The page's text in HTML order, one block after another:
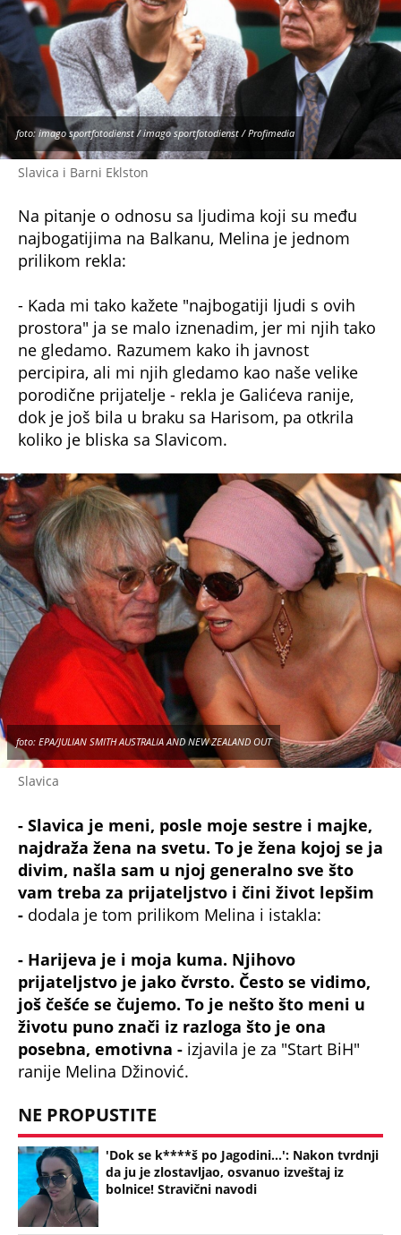
Slavica i Barni Eklston
foto: imago sportfotodienst / imago sportfotodienst / Profimedia
Na pitanje o odnosu sa ljudima koji su među
najbogatijima na Balkanu, Melina je jednom
prilikom rekla:
- Kada mi tako kažete "najbogatiji ljudi s ovih
prostora" ja se malo iznenadim, jer mi njih tako
ne gledamo. Razumem kako ih javnost
percipira, ali mi njih gledamo kao naše velike
porodične prijatelje - rekla je Galićeva ranije,
dok je još bila u braku sa Harisom, pa otkrila
koliko je bliska sa Slavicom.
Slavica
foto: EPA/JULIAN SMITH AUSTRALIA AND NEW ZEALAND OUT
- Slavica je meni, posle moje sestre i majke,
najdraža žena na svetu. To je žena kojoj se ja
divim, našla sam u njoj generalno sve što
vam treba za prijateljstvo i čini život lepšim
- dodala je tom prilikom Melina i istakla:
- Harijeva je i moja kuma. Njihovo
prijateljstvo je jako čvrsto. Često se vidimo,
još češće se čujemo. To je nešto što meni u
životu puno znači iz razloga što je ona
posebna, emotivna - izjavila je za "Start BiH"
ranije Melina Džinović.
NE PROPUSTITE
'Dok se k****š po Jagodini...': Nakon tvrdnji
da ju je zlostavljao, osvanuo izveštaj iz
bolnice! Stravični navodi